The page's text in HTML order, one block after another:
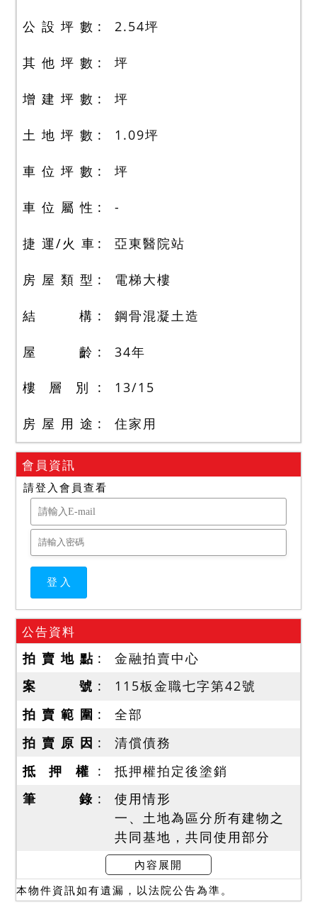
公 設 坪 數 2.54坪
其 他 坪 數 坪
增 建 坪 數 坪
土 地 坪 數 1.09坪
車 位 坪 數 坪
車 位 屬 性 -
捷 運/火 車 亞東醫院站
房 屋 類 型 電梯大樓
結 構 鋼骨混凝土造
屋 齡 34年
樓 層 別 13/15
房 屋 用 途 住家用
會員資訊
請登入會員查看
公告資料
拍 賣 地 點
金融拍賣中心
案 號
115板金職七字第42號
拍 賣 範 圍
全部
拍 賣 原 因
清償債務
抵 押 權
抵押權拍定後塗銷
筆 錄
使用情形
一、土地為區分所有建物之
共同基地，共同使用部分
3210 建號均係拍賣應有部
分，拍定後不點交。
二、法院人員現場查訪時建
內容展開
本物件資訊如有遺漏，以法院公告為準。